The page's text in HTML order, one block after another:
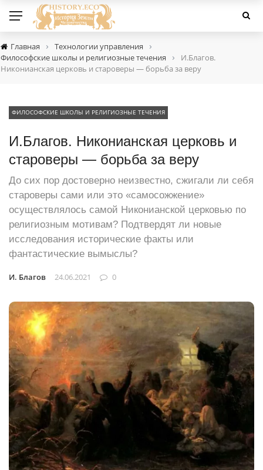
Главная › Технологии управления ›
Философские школы и религиозные течения ›
И.Благов.
Никонианская церковь и староверы — борьба за веру
ФИЛОСОФСКИЕ ШКОЛЫ И РЕЛИГИОЗНЫЕ ТЕЧЕНИЯ
И.Благов. Никонианская церковь и
староверы — борьба за веру
До сих пор достоверно неизвестно, сжигали ли себя
староверы сами или это «самосожжение»
осуществлялось самой Никонианской церковью по
религиозным мотивам? Подтвердят ли новые
исследования исторические факты или
фантастические вымыслы?
И. Благов 24.06.2021 0